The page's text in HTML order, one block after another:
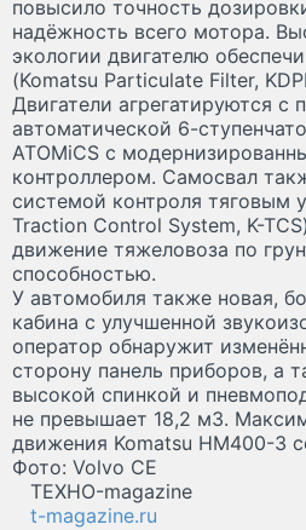
повысило точность
надёжность всего мотора.
экологии двигателю
(Komatsu Particulate Filter,
Двигатели агрегатируются с
автоматической 6-
ATOMiCS с
контроллером. Самосвал
системой контроля тяговым
Traction Control System, K-
движение тяжеловоза по
способностью.
У автомобиля также новая,
кабина с улучшенной
оператор обнаружит
сторону панель приборов, а
высокой спинкой и
не превышает 18,2 м3.
движения Komatsu HM400-3
Фото: Volvo CE
ТЕХНО-magazine
t-magazine.ru